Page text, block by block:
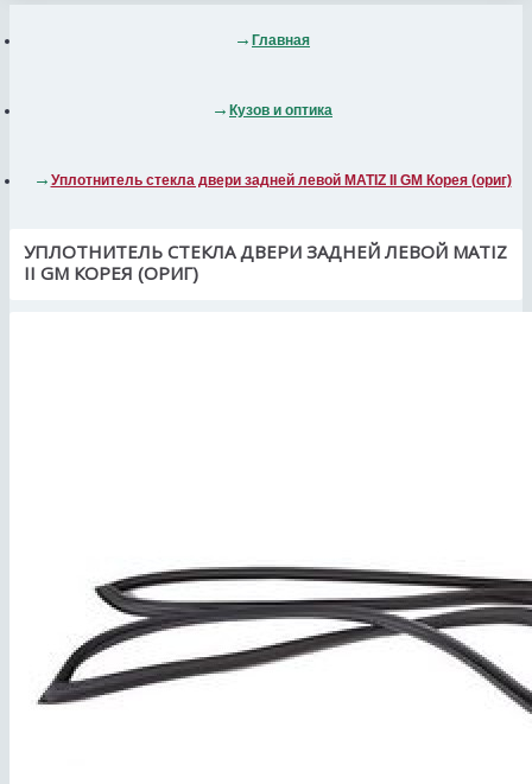
Главная
Кузов и оптика
Уплотнитель стекла двери задней левой MATIZ II GM Корея (ориг)
УПЛОТНИТЕЛЬ СТЕКЛА ДВЕРИ ЗАДНЕЙ ЛЕВОЙ MATIZ
II GM КОРЕЯ (ОРИГ)